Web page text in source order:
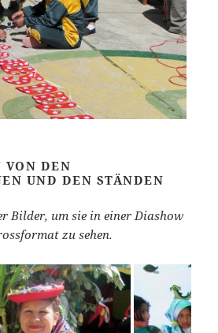
VON DEN
UND DEN STÄNDEN
Bilder, um sie in einer Diashow
zu sehen.